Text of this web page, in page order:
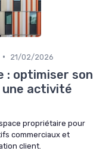
• 21/02/2026
: optimiser son
activité
propriétaire pour
commerciaux et
client.